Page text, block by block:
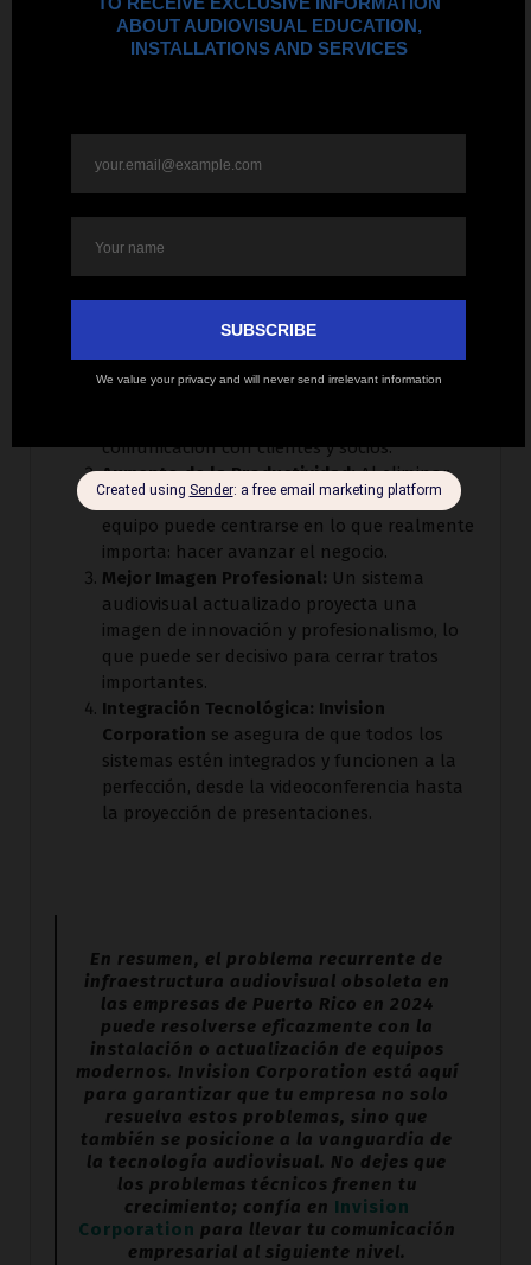
instalación y actualización de sistemas
audiovisuales de última generación. Desde salas
adaptadas a las necesidades específicas de cada
empresa.
Al optar por una instalación profesional con
Invision Corporation, las empresas en Puerto Rico
pueden disfrutar de múltiples beneficios:
comunicación con clientes y socios.
Aumento de la Productividad:Al eliminar
los problemas técnicos recurrentes, el
equipo puede centrarse en lo que realmente
importa: hacer avanzar el negocio.
Mejor Imagen Profesional: Un sistema
audiovisual actualizado proyecta una
imagen de innovación y profesionalismo, lo
que puede ser decisivo para cerrar tratos
importantes.
Integración Tecnológica: Invision
Corporation se asegura de que todos los
sistemas estén integrados y funcionen a la
perfección, desde la videoconferencia hasta
la proyección de presentaciones.
En resumen, el problema recurrente de
infraestructura audiovisual obsoleta en
las empresas de Puerto Rico en 2024
puede resolverse eficazmente con la
instalación o actualización de equipos
modernos. Invision Corporation está aquí
para garantizar que tu empresa no solo
resuelva estos problemas, sino que
también se posicione a la vanguardia de
la tecnología audiovisual. No dejes que
los problemas técnicos frenen tu
crecimiento; confía en Invision
Corporation para llevar tu comunicación
empresarial al siguiente nivel.